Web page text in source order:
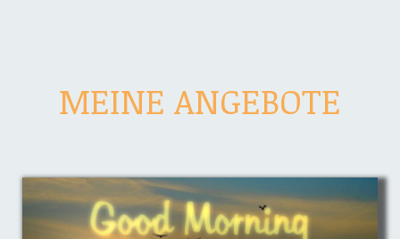
MEINE ANGEBOTE